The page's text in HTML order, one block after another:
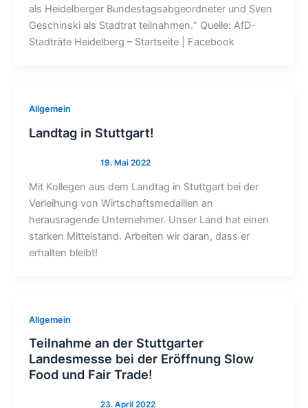
als Heidelberger Bundestagsabgeordneter und Sven
Geschinski als Stadtrat teilnahmen.“ Quelle: AfD-
Stadträte Heidelberg – Startseite | Facebook
Allgemein
Landtag in Stuttgart!
Mit Kollegen aus dem Landtag in Stuttgart bei der
Verleihung von Wirtschaftsmedaillen an
herausragende Unternehmer. Unser Land hat einen
starken Mittelstand. Arbeiten wir daran, dass er
erhalten bleibt!
Allgemein
Teilnahme an der Stuttgarter
Landesmesse bei der Eröffnung Slow
Food und Fair Trade!